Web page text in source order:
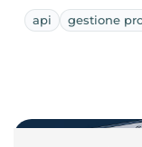
api gestione